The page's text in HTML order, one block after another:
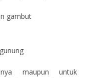
gambut
maupun untuk